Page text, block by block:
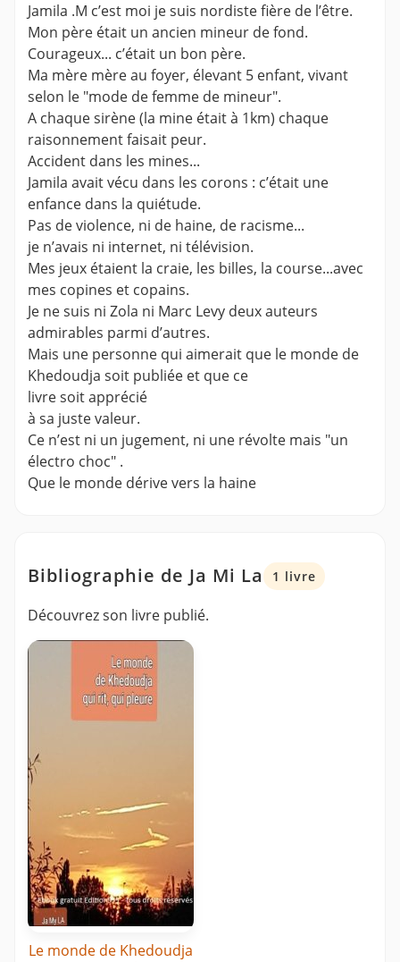
Jamila .M c’est moi je suis nordiste fière de l’être.
Mon père était un ancien mineur de fond.
Courageux... c’était un bon père.
Ma mère mère au foyer, élevant 5 enfant, vivant
selon le "mode de femme de mineur".
A chaque sirène (la mine était à 1km) chaque
raisonnement faisait peur.
Accident dans les mines...
Jamila avait vécu dans les corons : c’était une
enfance dans la quiétude.
Pas de violence, ni de haine, de racisme...
je n’avais ni internet, ni télévision.
Mes jeux étaient la craie, les billes, la course...avec
mes copines et copains.
Je ne suis ni Zola ni Marc Levy deux auteurs
admirables parmi d’autres.
Mais une personne qui aimerait que le monde de
Khedoudja soit publiée et que ce
livre soit apprécié
à sa juste valeur.
Ce n’est ni un jugement, ni une révolte mais "un
électro choc" .
Que le monde dérive vers la haine
Bibliographie de Ja Mi La 1 livre
Découvrez son livre publié.
Le monde de Khedoudja